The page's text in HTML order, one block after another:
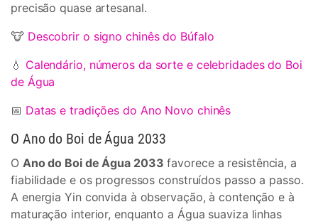
precisão quase artesanal.
🐮 Descobrir o signo chinês do Búfalo
💧 Calendário, números da sorte e celebridades do Boi
de Água
📅 Datas e tradições do Ano Novo chinês
O Ano do Boi de Água 2033
O Ano do Boi de Água 2033 favorece a resistência, a
fiabilidade e os progressos construídos passo a passo.
A energia Yin convida à observação, à contenção e à
maturação interior, enquanto a Água suaviza linhas